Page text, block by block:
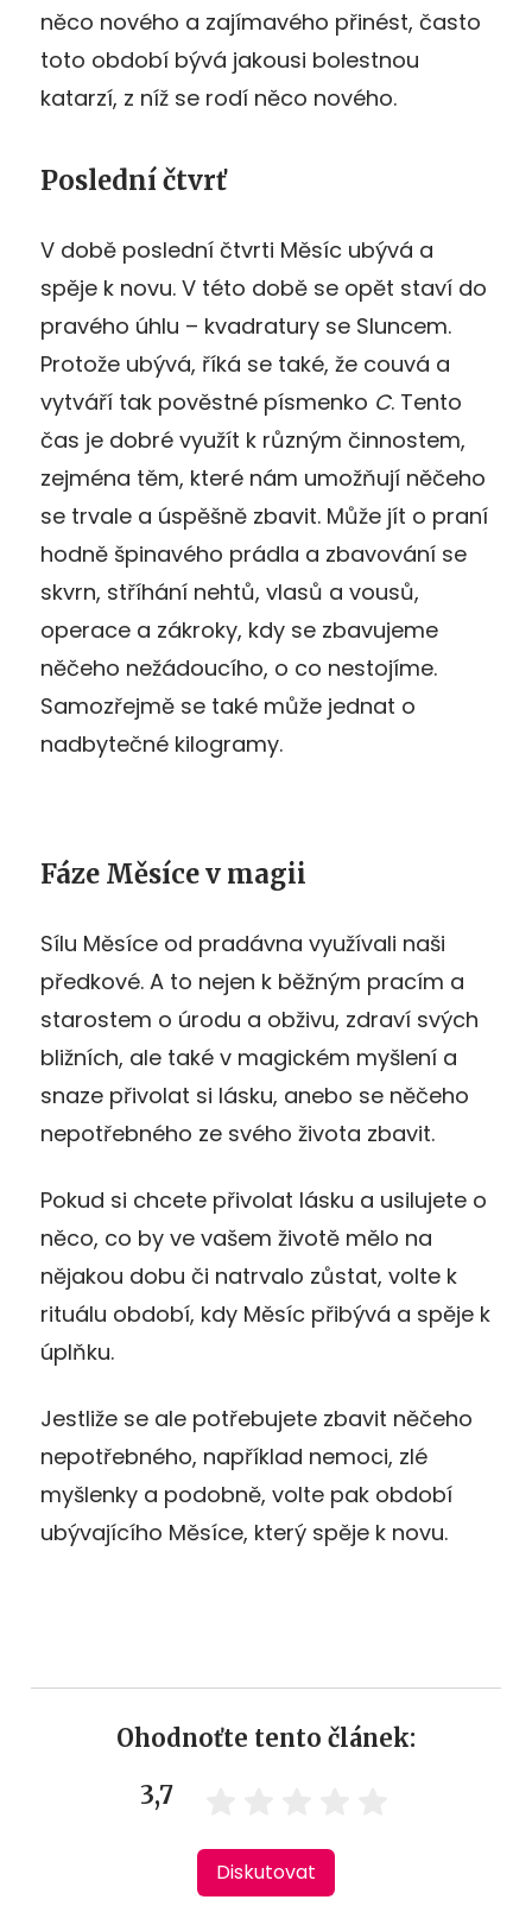
něco nového a zajímavého přinést, často
toto období bývá jakousi bolestnou
katarzí, z níž se rodí něco nového.
Poslední čtvrť
V době poslední čtvrti Měsíc ubývá a
spěje k novu. V této době se opět staví do
pravého úhlu – kvadratury se Sluncem.
Protože ubývá, říká se také, že couvá a
vytváří tak pověstné písmenko C. Tento
čas je dobré využít k různým činnostem,
zejména těm, které nám umožňují něčeho
se trvale a úspěšně zbavit. Může jít o praní
hodně špinavého prádla a zbavování se
skvrn, stříhání nehtů, vlasů a vousů,
operace a zákroky, kdy se zbavujeme
něčeho nežádoucího, o co nestojíme.
Samozřejmě se také může jednat o
nadbytečné kilogramy.
Fáze Měsíce v magii
Sílu Měsíce od pradávna využívali naši
předkové. A to nejen k běžným pracím a
starostem o úrodu a obživu, zdraví svých
bližních, ale také v magickém myšlení a
snaze přivolat si lásku, anebo se něčeho
nepotřebného ze svého života zbavit.
Pokud si chcete přivolat lásku a usilujete o
něco, co by ve vašem životě mělo na
nějakou dobu či natrvalo zůstat, volte k
rituálu období, kdy Měsíc přibývá a spěje k
úplňku.
Jestliže se ale potřebujete zbavit něčeho
nepotřebného, například nemoci, zlé
myšlenky a podobně, volte pak období
ubývajícího Měsíce, který spěje k novu.
Ohodnoťte tento článek:
3,7
Diskutovat